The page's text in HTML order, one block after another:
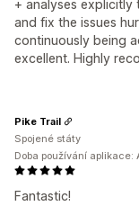
+ analyses explicitly
and fix the issues
continuously being
excellent. Highly
Fantastic!
Pike Trail
Spojené státy
Doba používání aplikace: